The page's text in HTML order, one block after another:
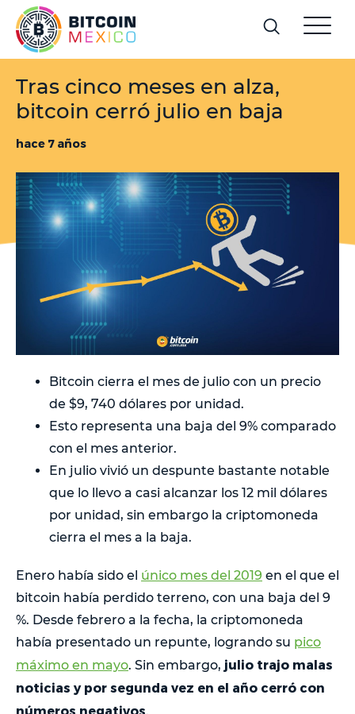
Tras cinco meses en alza,
bitcoin cerró julio en baja
hace 7 años
Bitcoin cierra el mes de julio con un precio
de $9, 740 dólares por unidad.
Esto representa una baja del 9% comparado
con el mes anterior.
En julio vivió un despunte bastante notable
que lo llevo a casi alcanzar los 12 mil dólares
por unidad, sin embargo la criptomoneda
cierra el mes a la baja.
Enero había sido el único mes del 2019 en el que el
bitcoin había perdido terreno, con una baja del 9
%. Desde febrero a la fecha, la criptomoneda
había presentado un repunte, logrando su pico
máximo en mayo. Sin embargo, julio trajo malas
noticias y por segunda vez en el año cerró con
números negativos.